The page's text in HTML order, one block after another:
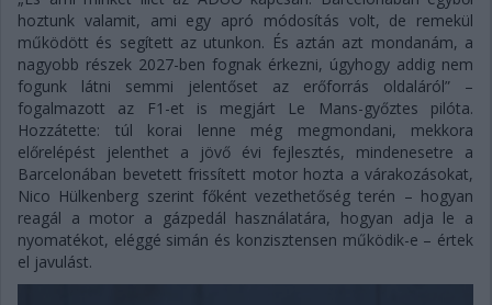
hoztunk valamit, ami egy apró módosítás volt, de remekül
működött és segített az utunkon. És aztán azt mondanám, a
nagyobb részek 2027-ben fognak érkezni, úgyhogy addig nem
fogunk látni semmi jelentőset az erőforrás oldaláról” –
fogalmazott az F1-et is megjárt Le Mans-győztes pilóta.
Hozzátette: túl korai lenne még megmondani, mekkora
előrelépést jelenthet a jövő évi fejlesztés, mindenesetre a
Barcelonában bevetett frissített motor hozta a várakozásokat,
Nico Hülkenberg szerint főként vezethetőség terén – hogyan
reagál a motor a gázpedál használatára, hogyan adja le a
nyomatékot, eléggé simán és konzisztensen működik-e – értek
el javulást.